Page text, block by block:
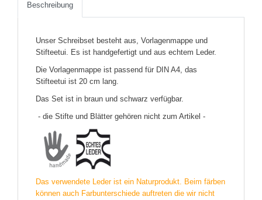
Beschreibung
Unser Schreibset besteht aus, Vorlagenmappe und
Stifteetui. Es ist handgefertigt und aus echtem Leder.
Die Vorlagenmappe ist passend für DIN A4, das
Stifteetui ist 20 cm lang.
Das Set ist in braun und schwarz verfügbar.
- die Stifte und Blätter gehören nicht zum Artikel -
Das verwendete Leder ist ein Naturprodukt. Beim färben
können auch Farbunterschiede auftreten die wir nicht